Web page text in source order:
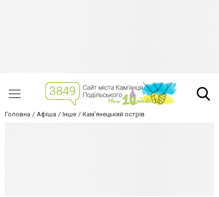
Головна Афіша Інше Кам'янецький острів